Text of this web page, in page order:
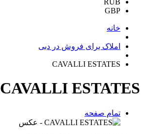
RUB
GBP
خانه
املاک برای فروش در دبی
CAVALLI ESTATES
CAVALLI ESTATES
تمام صفحه